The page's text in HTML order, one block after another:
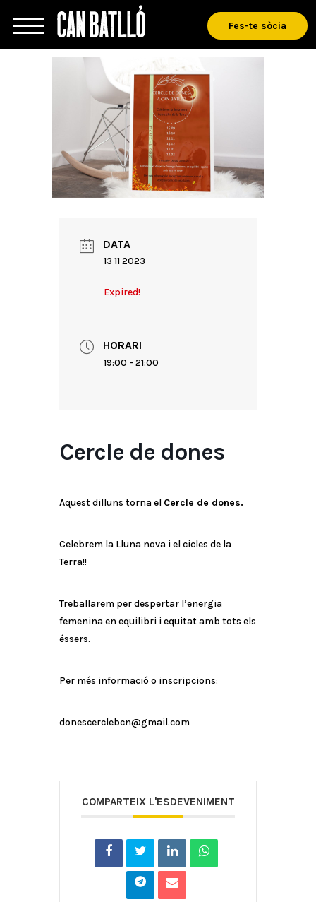
Fes-te sòcia
DATA
13 11 2023
Expired!
HORARI
19:00 - 21:00
Cercle de dones
Aquest dilluns torna el Cercle de dones.
Celebrem la Lluna nova i el cicles de la
Terra!!
Treballarem per despertar l’energia
femenina en equilibri i equitat amb tots els
éssers.
Per més informació o inscripcions:
donescerclebcn@gmail.com
COMPARTEIX L'ESDEVENIMENT